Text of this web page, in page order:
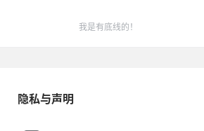
我是有底线的！
隐私与声明